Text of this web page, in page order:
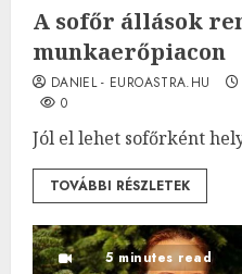
A sofőr állások
munkaerőpiacon
DANIEL - EUROASTRA.HU
0
Jól el lehet sofőrként
TOVÁBBI RÉSZLETEK
5 minutes read